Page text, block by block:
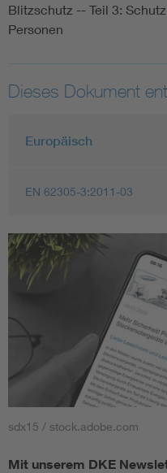
Blitzschutz -- Teil 3:
Personen
Dieses Dokument
Europäisch
EN 62305-3:2011-03
sdx15 / stock.adobe.com
Mit unserem DKE